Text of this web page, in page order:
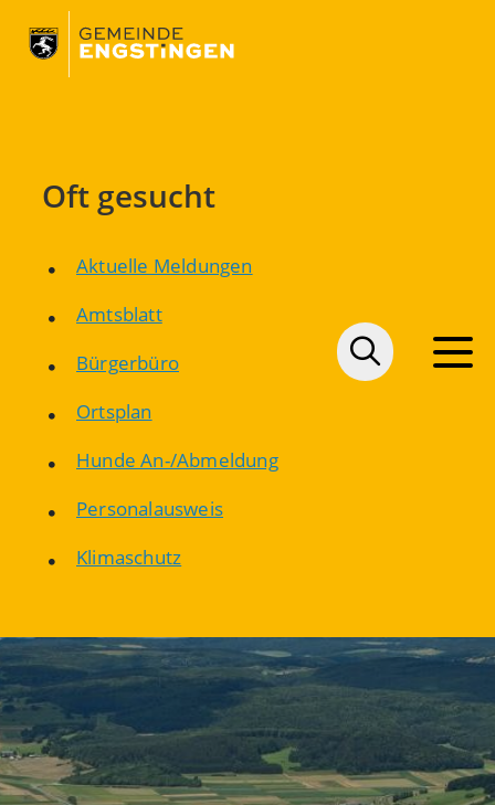
Oft gesucht
Aktuelle Meldungen
Amtsblatt
Bürgerbüro
Ortsplan
Hunde An-/Abmeldung
Personalausweis
Klimaschutz